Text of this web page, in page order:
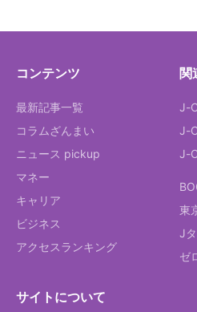
コンテンツ
最新記事一覧
コラムざんまい
ニュース pickup
マネー
キャリア
ビジネス
アクセスランキング
関
J-
J-
J-
東
J
ゼ
サイトについて